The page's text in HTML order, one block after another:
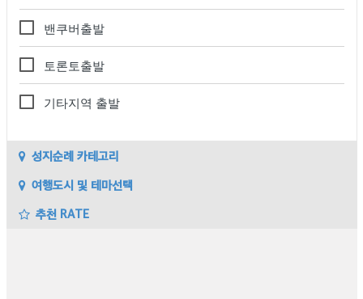
밴쿠버출발
토론토출발
기타지역 출발
성지순례 카테고리
여행도시 및 테마선택
추천 RATE